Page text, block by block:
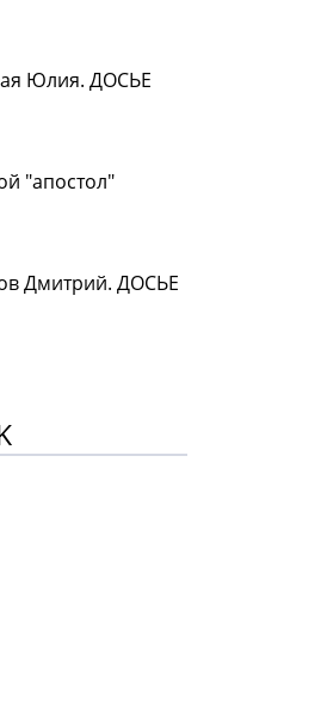
Юлия. ДОСЬЕ
"апостол"
Дмитрий. ДОСЬЕ